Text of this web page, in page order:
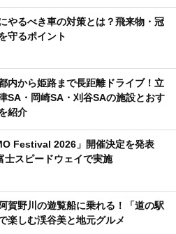
やるべき車の対策とは？飛来物・冠
守るポイント
内から姫路まで長距離ドライブ！立
SA・岡崎SA・刈谷SAの施設とおす
紹介
Festival 2026」開催決定を発表
士スピードウェイで実施
賀野川の遊覧船に乗れる！「道の駅
楽しむ渓谷美と地元グルメ